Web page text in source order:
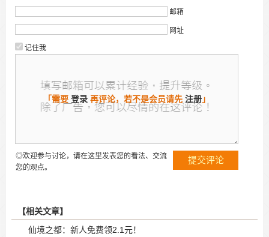
邮箱
网址
记住我
◎欢迎参与讨论，请在这里发表您的看法、交流
您的观点。
【相关文章】
仙境之都：新人免费领2.1元！
「需要 登录 再评论，若不是会员请先 注册」